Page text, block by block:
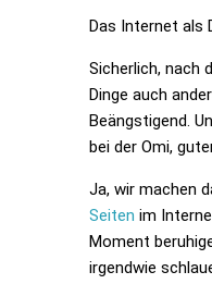
Das Internet als
Sicherlich, nach
Dinge auch
Beängstigend.
bei der Omi,
Ja, wir machen
Seiten im
Moment
irgendwie